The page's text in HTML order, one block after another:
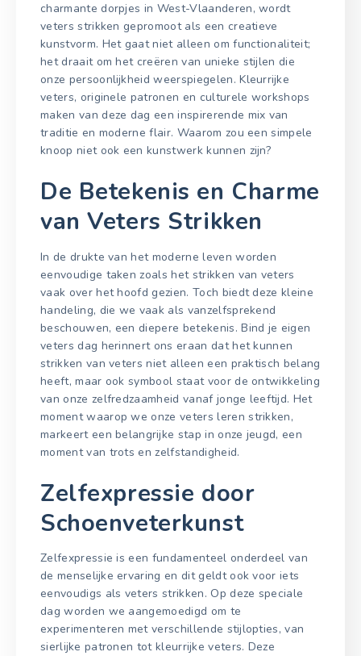
charmante dorpjes in West-Vlaanderen, wordt
veters strikken gepromoot als een creatieve
kunstvorm. Het gaat niet alleen om functionaliteit;
het draait om het creëren van unieke stijlen die
onze persoonlijkheid weerspiegelen. Kleurrijke
veters, originele patronen en culturele workshops
maken van deze dag een inspirerende mix van
traditie en moderne flair. Waarom zou een simpele
knoop niet ook een kunstwerk kunnen zijn?
De Betekenis en Charme
van Veters Strikken
In de drukte van het moderne leven worden
eenvoudige taken zoals het strikken van veters
vaak over het hoofd gezien. Toch biedt deze kleine
handeling, die we vaak als vanzelfsprekend
beschouwen, een diepere betekenis. Bind je eigen
veters dag herinnert ons eraan dat het kunnen
strikken van veters niet alleen een praktisch belang
heeft, maar ook symbool staat voor de ontwikkeling
van onze zelfredzaamheid vanaf jonge leeftijd. Het
moment waarop we onze veters leren strikken,
markeert een belangrijke stap in onze jeugd, een
moment van trots en zelfstandigheid.
Zelfexpressie door
Schoenveterkunst
Zelfexpressie is een fundamenteel onderdeel van
de menselijke ervaring en dit geldt ook voor iets
eenvoudigs als veters strikken. Op deze speciale
dag worden we aangemoedigd om te
experimenteren met verschillende stijlopties, van
sierlijke patronen tot kleurrijke veters. Deze